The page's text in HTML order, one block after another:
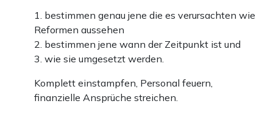
1. bestimmen genau jene die es verursachten wie
Reformen aussehen
2. bestimmen jene wann der Zeitpunkt ist und
3. wie sie umgesetzt werden.
Komplett einstampfen, Personal feuern,
finanzielle Ansprüche streichen.